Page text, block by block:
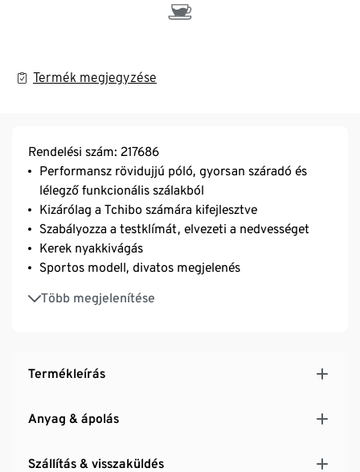
Termék megjegyzése
Rendelési szám: 217686
Performansz rövidujjú póló, gyorsan száradó és
lélegző funkcionális szálakból
Kizárólag a Tchibo számára kifejlesztve
Szabályozza a testklímát, elvezeti a nedvességet
Kerek nyakkivágás
Sportos modell, divatos megjelenés
Több megjelenítése
A funkcionális szövet elnyeli és elvezeti a
nedvességet, és gyorsan szárad
Termékleírás
Anyag & ápolás
Szállítás & visszaküldés